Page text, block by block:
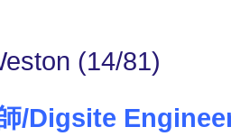
(14/81)
/Digsite